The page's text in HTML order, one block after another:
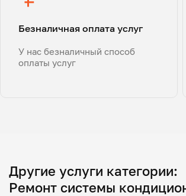
Безналичная оплата услуг
У нас безналичный способ
оплаты услуг
Другие услуги категории:
Ремонт системы